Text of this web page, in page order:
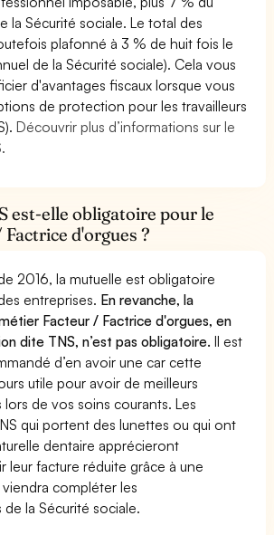
la Sécurité sociale. Le total des
plafonné à 3 % de huit fois le
de la Sécurité sociale). Cela vous
d'avantages fiscaux lorsque vous
de protection pour les travailleurs
Découvrir plus d’informations sur le
est-elle obligatoire pour le
d'orgues ?
2016, la mutuelle est obligatoire
entreprises. En revanche, la
Facteur / Factrice d'orgues, en
dite TNS, n’est pas obligatoire.Il est
d’en avoir une car cette
utile pour avoir de meilleurs
de vos soins courants. Les
qui portent des lunettes ou qui ont
dentaire apprécieront
leur facture réduite grâce à une
compléter les
la Sécurité sociale.